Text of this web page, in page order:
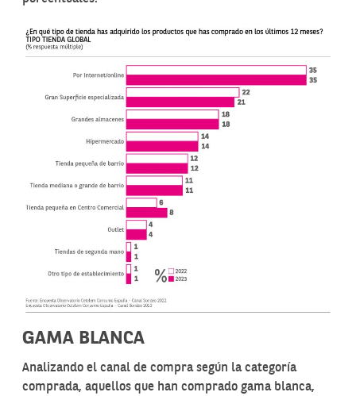
GAMA BLANCA
Analizando el canal de compra según la categoría
comprada, aquellos que han comprado gama blanca,